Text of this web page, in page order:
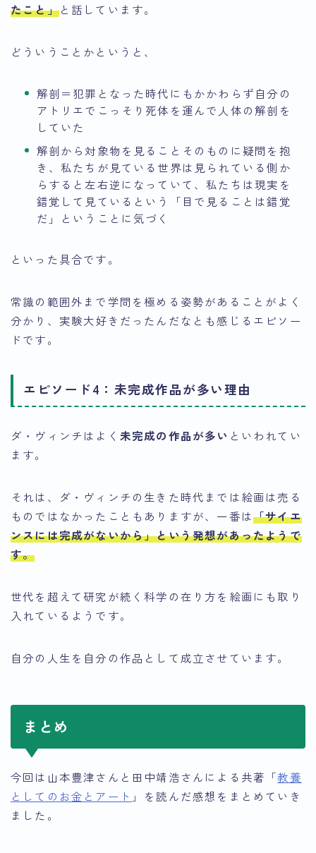
たこと」と話しています。
どういうことかというと、
解剖＝犯罪となった時代にもかかわらず自分の
アトリエでこっそり死体を運んで人体の解剖を
していた
解剖から対象物を見ることそのものに疑問を抱
き、私たちが見ている世界は見られている側か
らすると左右逆になっていて、私たちは現実を
錯覚して見ているという「目で見ることは錯覚
だ」ということに気づく
といった具合です。
常識の範囲外まで学問を極める姿勢があることがよく
分かり、実験大好きだったんだなとも感じるエピソー
ドです。
エピソード4：未完成作品が多い理由
ダ・ヴィンチはよく 未完成の作品が多い といわれてい
ます。
それは、ダ・ヴィンチの生きた時代までは絵画は売る
ものではなかったこともありますが、一番は「サイエ
ンスには完成がないから」という発想があったようで
す。
世代を超えて研究が続く科学の在り方を絵画にも取り
入れているようです。
自分の人生を自分の作品として成立させています。
まとめ
今回は山本豊津さんと田中靖浩さんによる共著「教養
としてのお金とアート 」を読んだ感想をまとめていき
ました。